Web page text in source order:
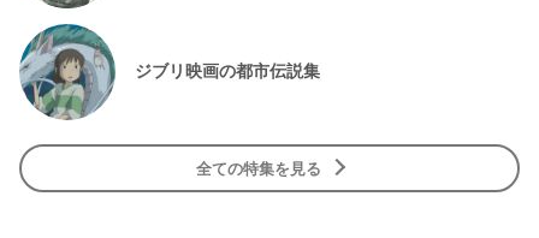
ジブリ映画の都市伝説集
全ての特集を見る